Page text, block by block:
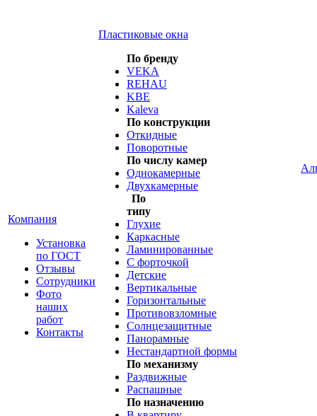
Компания
Установка
по ГОСТ
Отзывы
Сотрудники
Фото
наших
работ
Контакты
Пластиковые окна
По бренду
VEKA
REHAU
KBE
Kaleva
По конструкции
Откидные
Поворотные
По числу камер
Однокамерные
Двухкамерные
По
типу
Глухие
Каркасные
Ламинированные
С форточкой
Детские
Вертикальные
Горизонтальные
Противовзломные
Солнцезащитные
Панорамные
Нестандартной формы
По механизму
Раздвижные
Распашные
По назначению